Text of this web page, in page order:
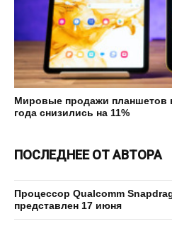
Мировые продажи планшетов
года снизились на 11%
ПОСЛЕДНЕЕ ОТ АВТОРА
Процессор Qualcomm
представлен 17 июня